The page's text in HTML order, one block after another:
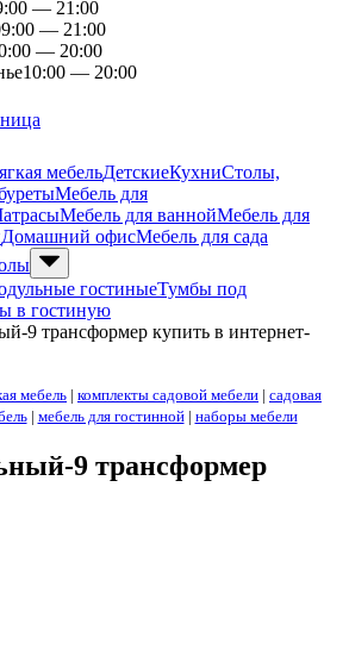
— 21:00
— 21:00
— 20:00
10:00 — 20:00
мебельДетскиеКухниСтолы,
Мебель для
Мебель для ваннойМебель для
Домашний офисМебель для сада
гостиныеТумбы под
в гостиную
9 трансформер купить в интернет-
мебель | комплекты садовой мебели | садовая
| мебель для гостинной| наборы мебели
9 трансформер